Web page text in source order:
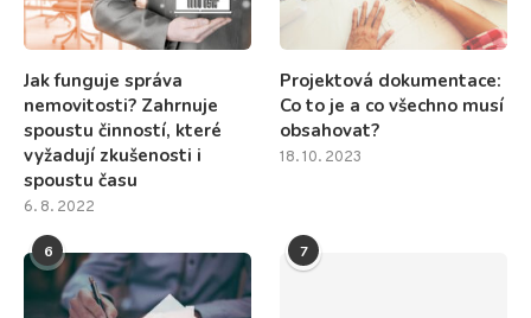
Jak funguje správa
nemovitosti? Zahrnuje
spoustu činností, které
vyžadují zkušenosti i
spoustu času
6. 8. 2022
Projektová dokumentace:
Co to je a co všechno musí
obsahovat?
18. 10. 2023
6 7